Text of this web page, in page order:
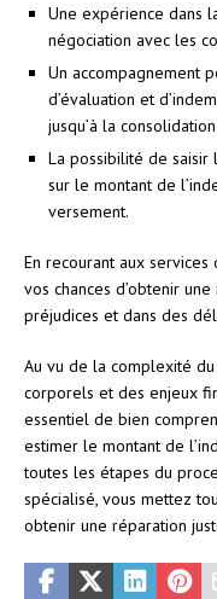
Une expérience dans
négociation avec les
Un accompagnement
d’évaluation et
jusqu’à la
La possibilité de saisir
sur le montant de
versement.
En recourant aux services
vos chances d’obtenir
préjudices et dans des
Au vu de la complexité
corporels et des enjeux
essentiel de bien
estimer le montant de
toutes les étapes du
spécialisé, vous mettez
obtenir une réparation